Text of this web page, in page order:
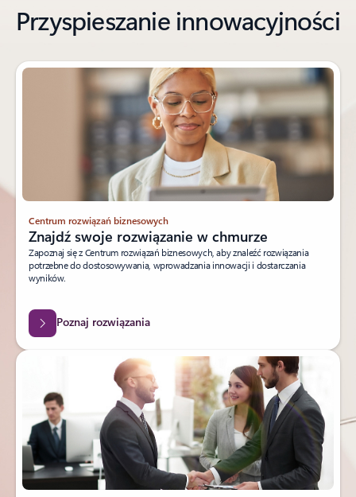
Przyspieszanie innowacyjności
Centrum rozwiązań biznesowych
Znajdź swoje rozwiązanie w chmurze
Zapoznaj się z Centrum rozwiązań biznesowych, aby znaleźć rozwiązania
potrzebne do dostosowywania, wprowadzania innowacji i dostarczania
wyników.
Poznaj rozwiązania